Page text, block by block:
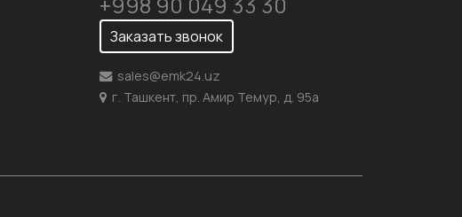
Заказать звонок
sales@emk24.uz
г. Ташкент, пр. Амир Темур, д. 95а